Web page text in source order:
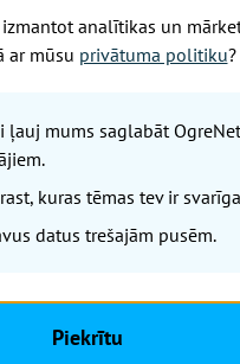
izprastu apzīmējumu
ir hloroforms, bet otrs,
kancerogēnā viela,"
19 sertifikāti
statuss, bet vienai
analītikas un
ar mūsu privātuma politiku?
ļauj mums saglabāt
kuras tēmas tev ir
datus trešajām pusēm.
Piekrītu